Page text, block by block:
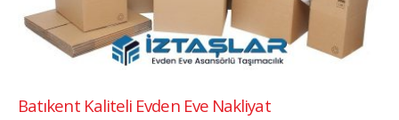
Batıkent Kaliteli Evden Eve Nakliyat